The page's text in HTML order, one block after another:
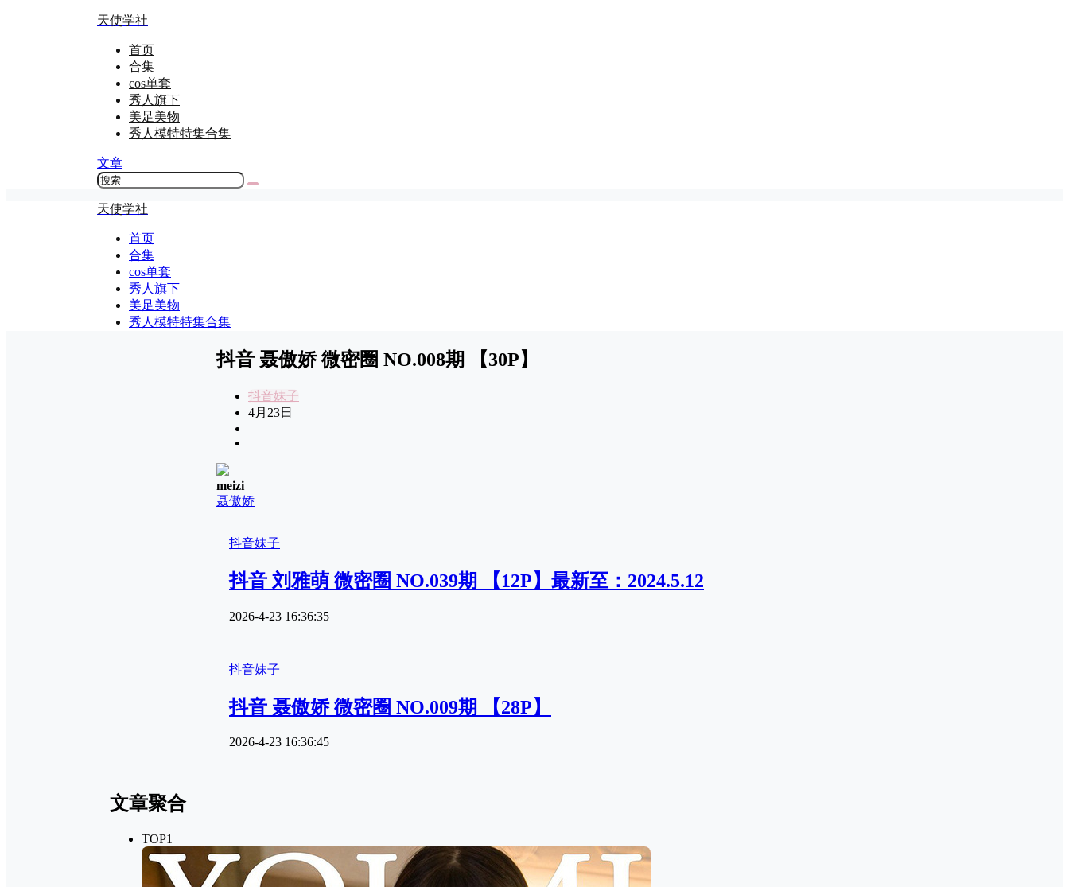
天使学社
首页
合集
cos单套
秀人旗下
美足美物
秀人模特特集合集
文章
天使学社
首页
合集
cos单套
秀人旗下
美足美物
秀人模特特集合集
抖音 聂傲娇 微密圈 NO.008期 【30P】
抖音妹子
4月23日
meizi
聂傲娇
抖音妹子
抖音 刘雅萌 微密圈 NO.039期 【12P】最新至：2024.5.12
2026-4-23 16:36:35
抖音妹子
抖音 聂傲娇 微密圈 NO.009期 【28P】
2026-4-23 16:36:45
文章聚合
TOP1